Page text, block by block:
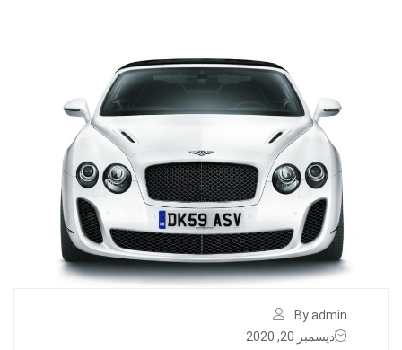
By admin
ديسمبر 20, 2020